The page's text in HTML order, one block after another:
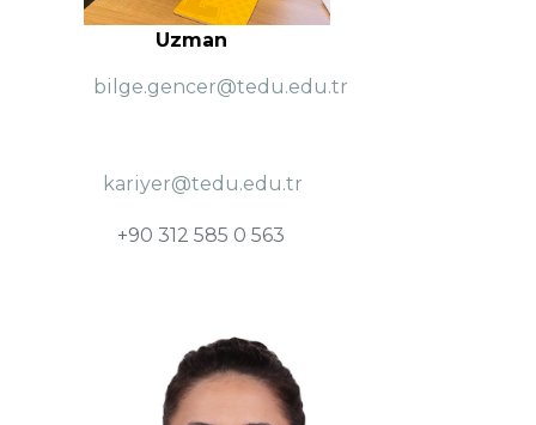
Uzman
bilge.gencer@tedu.edu.tr
kariyer@tedu.edu.tr
+90 312 585 0 563